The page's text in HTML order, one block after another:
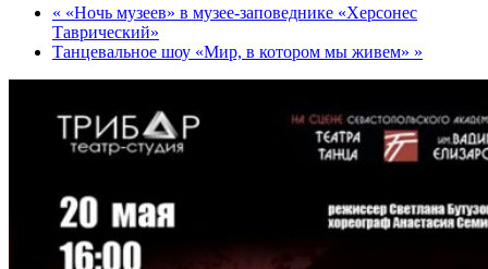
« «Ночь музеев» в музее-заповеднике «Херсонес
Таврический»
Танцевальное шоу «Мир, в котором мы живем» »